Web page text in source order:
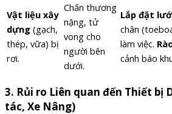
Vật liệu xây
dựng (gạch,
thép, vữa) bị
rơi.
Chấn thương
nặng, tử
vong cho
người bên
dưới.
Lắp đặt
chân
làm việc.
cảnh báo
3. Rủi ro Liên quan đến Thiết bị
tác, Xe Nâng)